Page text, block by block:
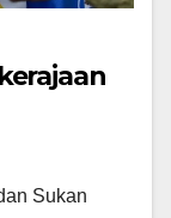
Sukan